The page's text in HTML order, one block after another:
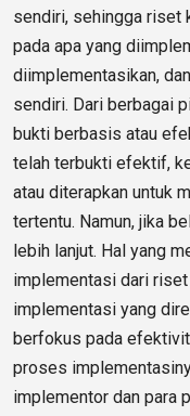
sendiri, sehingga riset
pada apa yang
diimplementasikan,
sendiri. Dari berbagai
bukti berbasis atau
telah terbukti efektif,
atau diterapkan untuk
tertentu. Namun, jika
lebih lanjut. Hal yang
implementasi dari
implementasi yang
berfokus pada
proses
implementor dan para